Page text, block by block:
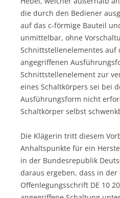
die durch den Bediener
auf das c-förmige Bauteil
unmittelbar, ohne
Schnittstellenelementes
angegriffenen
Schnittstellenelement zur
eines Schaltkörpers sei bei
Ausführungsform nicht
Schaltkörper selbst
Die Klägerin tritt diesem
Anhaltspunkte für ein
in der Bundesrepublik
daraus ergeben, dass in der
Offenlegungsschrift DE 10